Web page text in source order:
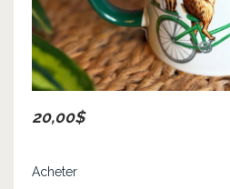
20,00$
Acheter